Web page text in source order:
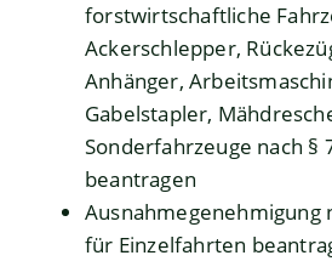
forstwirtschaftliche
Ackerschlepper,
Anhänger,
Gabelstapler,
Sonderfahrzeuge nach §
beantragen
Ausnahmegenehmigung
für Einzelfahrten